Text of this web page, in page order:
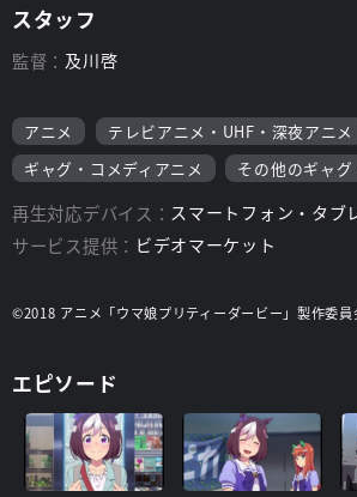
スタッフ
監督： 及川啓
アニメ
テレビアニメ・UHF・深夜アニメ
ギャグ・コメディアニメ
その他のギャグ
再生対応デバイス： スマートフォン・タブ
サービス提供： ビデオマーケット
©2018 アニメ「ウマ娘プリティーダービー」製作委員
エピソード